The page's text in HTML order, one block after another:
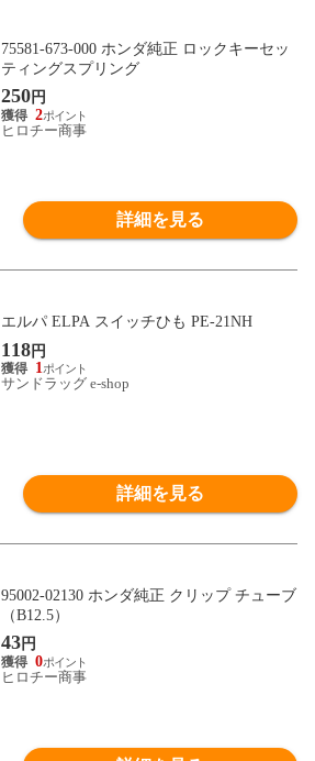
75581-673-000 ホンダ純正 ロックキーセッ
ティングスプリング
250円
2
ヒロチー商事
詳細を見る
エルパ ELPA スイッチひも PE-21NH
118円
1
サンドラッグ e-shop
詳細を見る
95002-02130 ホンダ純正 クリップ チューブ
（B12.5）
43円
0
ヒロチー商事